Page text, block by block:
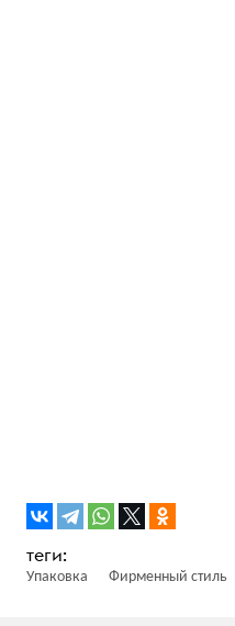
Упаковка Фирменный стиль